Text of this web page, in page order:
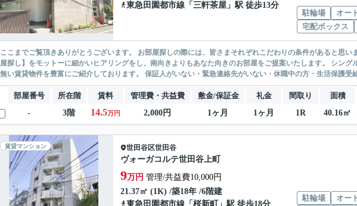
東急田園都市線 「 三軒茶屋 」駅 徒歩13分
駐輪場
オー
宅配ボックス
ここまでご覧頂きありがとうございます。 お部屋探しの際には、皆さまそれぞれこだわりの条件があると思いますが、当社では【あなたに１番のお部
屋探し】をモットーに細かいヒアリングをし、南向きよりもあなた向きのお部屋をご提案いたします。 シングル物件からファミリー物件まで、他には
無い賃貸物件を豊富にご紹介しております。 保証人がいない・緊急連絡先がいない・休職中の方・生活
部屋番号 所在階 賃料 管理費・共益費 敷金/保証金 礼金 間取り 面積
-
3階 14.5万円 2,000円 1ヶ月 1ヶ月 1R 40.16㎡
賃貸マンション 世田谷区世田谷
ヴォーガコルテ世田谷上町
9万円 管理/共益費10,000円
21.37㎡ (1K) /築18年 /6階建
東急田園都市線 「 桜新町 」駅 徒歩18分
駐輪場 オー